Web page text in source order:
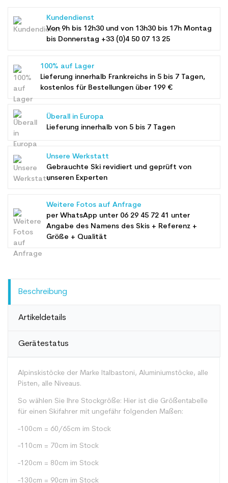
Kundendienst
Von 9h bis 12h30 und von 13h30 bis 17h Montag
bis Donnerstag +33 (0)4 50 07 13 25
100% auf Lager
Lieferung innerhalb Frankreichs in 5 bis 7 Tagen,
kostenlos für Bestellungen über 199 €
Überall in Europa
Lieferung innerhalb von 5 bis 7 Tagen
Unsere Werkstatt
Gebrauchte Ski revidiert und geprüft von
unseren Experten
Weitere Fotos auf Anfrage
per WhatsApp unter 06 29 45 72 41 unter
Angabe des Namens des Skis + Referenz +
Größe + Qualität
Beschreibung
Artikeldetails
Gerätestatus
Alpinskistöcke der Marke Italbastoni, Aluminiumstöcke, alle
Pisten, alle Niveaus.
So wählen Sie Ihre Stockgröße: Hier ist die Größentabelle
für einen Skifahrer mit ungefähr folgenden Maßen:
-100cm = 60/65cm im Stock
-110cm = 70cm im Stock
-120cm = 80cm im Stock
-130cm = 90cm im Stock